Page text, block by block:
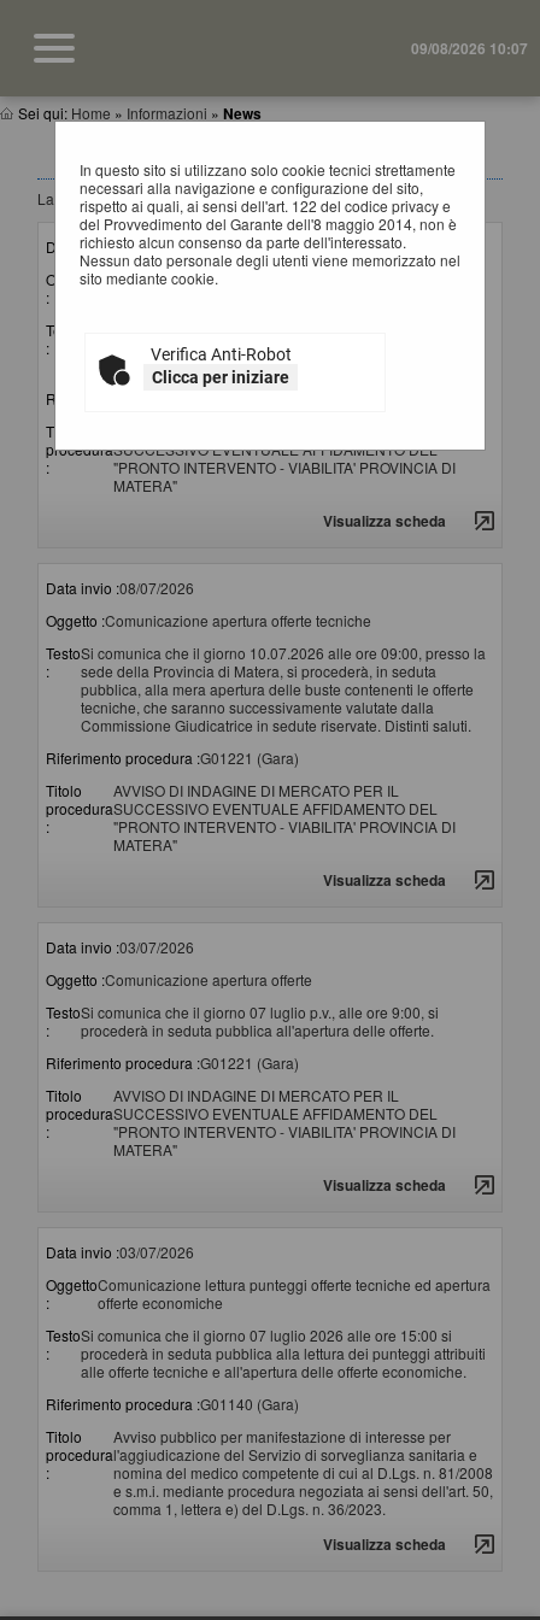
09/08/2026 10:07
Sei qui: Home » Informazioni » News
In questo sito si utilizzano solo cookie tecnici strettamente
necessari alla navigazione e configurazione del sito,
rispetto ai quali, ai sensi dell'art. 122 del codice privacy e
del Provvedimento del Garante dell'8 maggio 2014, non è
richiesto alcun consenso da parte dell'interessato.
Nessun dato personale degli utenti viene memorizzato nel
sito mediante cookie.
Verifica Anti-Robot
Clicca per iniziare
NEWS
La ricerca ha restituito 4 risultati.
Data invio :15/07/2026
Oggetto
:
Lettura punteggi offerte tecniche ed apertura offerte
Testo
:
procederà in seduta pubblica alla lettura dei punteggi attribuiti
alle offerte tecniche e all'apertura delle offerte economiche.
Riferimento procedura :
Titolo
procedura
:
SUCCESSIVO EVENTUALE AFFIDAMENTO DEL
"PRONTO INTERVENTO - VIABILITA' PROVINCIA DI
MATERA"
Visualizza scheda
Data invio :08/07/2026
Oggetto :Comunicazione apertura offerte tecniche
Testo
:
Si comunica che il giorno 10.07.2026 alle ore 09:00, presso la
sede della Provincia di Matera, si procederà, in seduta
pubblica, alla mera apertura delle buste contenenti le offerte
tecniche, che saranno successivamente valutate dalla
Commissione Giudicatrice in sedute riservate. Distinti saluti.
Riferimento procedura :G01221 (Gara)
Titolo
procedura
:
AVVISO DI INDAGINE DI MERCATO PER IL
SUCCESSIVO EVENTUALE AFFIDAMENTO DEL
"PRONTO INTERVENTO - VIABILITA' PROVINCIA DI
MATERA"
Visualizza scheda
Data invio :03/07/2026
Oggetto :Comunicazione apertura offerte
Testo
:
Si comunica che il giorno 07 luglio p.v., alle ore 9:00, si
procederà in seduta pubblica all'apertura delle offerte.
Riferimento procedura :G01221 (Gara)
Titolo
procedura
:
AVVISO DI INDAGINE DI MERCATO PER IL
SUCCESSIVO EVENTUALE AFFIDAMENTO DEL
"PRONTO INTERVENTO - VIABILITA' PROVINCIA DI
MATERA"
Visualizza scheda
Data invio :03/07/2026
Oggetto
:
Comunicazione lettura punteggi offerte tecniche ed apertura
offerte economiche
Testo
:
Si comunica che il giorno 07 luglio 2026 alle ore 15:00 si
procederà in seduta pubblica alla lettura dei punteggi attribuiti
alle offerte tecniche e all'apertura delle offerte economiche.
Riferimento procedura :G01140 (Gara)
Titolo
procedura
:
Avviso pubblico per manifestazione di interesse per
l'aggiudicazione del Servizio di sorveglianza sanitaria e
nomina del medico competente di cui al D.Lgs. n. 81/2008
e s.m.i. mediante procedura negoziata ai sensi dell'art. 50,
comma 1, lettera e) del D.Lgs. n. 36/2023.
Visualizza scheda